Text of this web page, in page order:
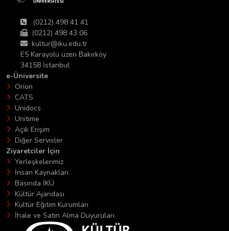
(0212) 498 41 41
(0212) 498 43 06
kultur@iku.edu.tr
E5 Karayolu üzeri Bakırköy
34158 İstanbul
e-Üniversite
Orion
CATS
Unidocs
Unitime
Açık Erişim
Diğer Servisler
Ziyaretciler İçin
Yerleşkelerimiz
İnsan Kaynakları
Basında İKÜ
Kültür Ajandası
Kültür Eğitim Kurumları
İhale ve Satın Alma Duyuruları